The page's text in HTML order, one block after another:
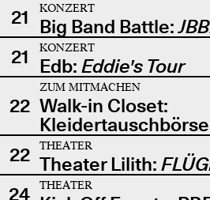
21
KONZERT
Big Band Battle:
21
KONZERT
Edb: Eddie's Tour
22
ZUM MITMACHEN
Walk-in Closet:
Kleidertauschbörse
22
THEATER
Theater Lilith:
24
THEATER